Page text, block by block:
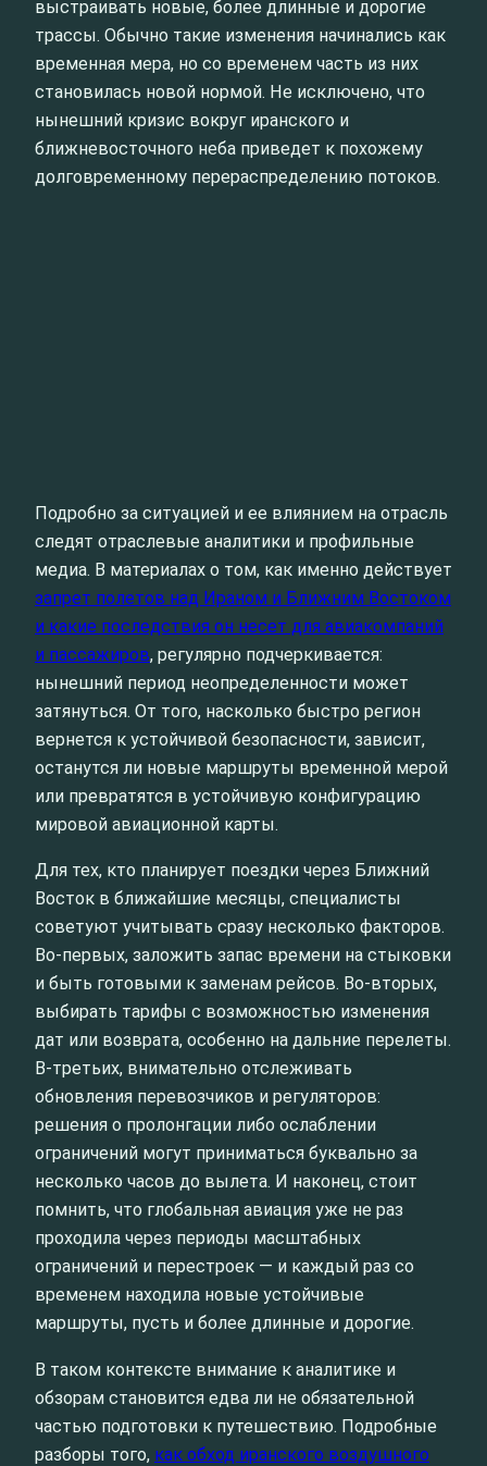
выстраивать новые, более длинные и дорогие
трассы. Обычно такие изменения начинались как
временная мера, но со временем часть из них
становилась новой нормой. Не исключено, что
нынешний кризис вокруг иранского и
ближневосточного неба приведет к похожему
долговременному перераспределению потоков.
Подробно за ситуацией и ее влиянием на отрасль
следят отраслевые аналитики и профильные
медиа. В материалах о том, как именно действует
запрет полетов над Ираном и Ближним Востоком
и какие последствия он несет для авиакомпаний
и пассажиров, регулярно подчеркивается:
нынешний период неопределенности может
затянуться. От того, насколько быстро регион
вернется к устойчивой безопасности, зависит,
останутся ли новые маршруты временной мерой
или превратятся в устойчивую конфигурацию
мировой авиационной карты.
Для тех, кто планирует поездки через Ближний
Восток в ближайшие месяцы, специалисты
советуют учитывать сразу несколько факторов.
Во‑первых, заложить запас времени на стыковки
и быть готовыми к заменам рейсов. Во‑вторых,
выбирать тарифы с возможностью изменения
дат или возврата, особенно на дальние перелеты.
В‑третьих, внимательно отслеживать
обновления перевозчиков и регуляторов:
решения о пролонгации либо ослаблении
ограничений могут приниматься буквально за
несколько часов до вылета. И наконец, стоит
помнить, что глобальная авиация уже не раз
проходила через периоды масштабных
ограничений и перестроек — и каждый раз со
временем находила новые устойчивые
маршруты, пусть и более длинные и дорогие.
В таком контексте внимание к аналитике и
обзорам становится едва ли не обязательной
частью подготовки к путешествию. Подробные
разборы того, как обход иранского воздушного